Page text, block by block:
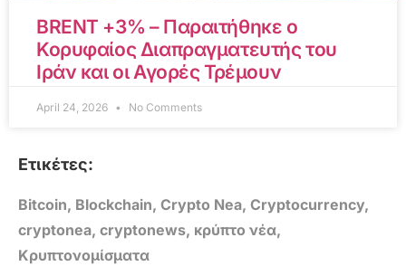
BRENT +3% – Παραιτήθηκε ο
Κορυφαίος Διαπραγματευτής του
Ιράν και οι Αγορές Τρέμουν
April 24, 2026 No Comments
Ετικέτες:
Bitcoin, Blockchain, Crypto Nea, Cryptocurrency,
cryptonea, cryptonews, κρύπτο νέα,
Κρυπτονομίσματα